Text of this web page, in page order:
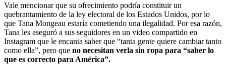
Vale mencionar que su ofrecimiento podría constituir un
quebrantamiento de la ley electoral de los Estados Unidos, por lo
que Tana Mongeau estaría cometiendo una ilegalidad. Por esa razón,
Tana les aseguró a sus seguidores en un video compartido en
Instagram que le encanta saber que “tanta gente quiere cambiar tanto
como ella”, pero que no necesitan verla sin ropa para “saber lo
que es correcto para América”.